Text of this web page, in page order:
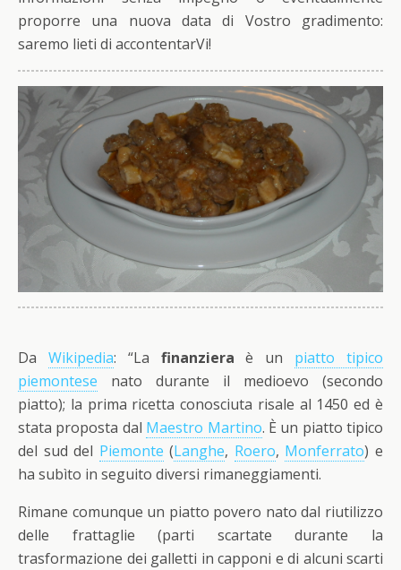
proporre una nuova data di Vostro gradimento:
saremo lieti di accontentarVi!
Da Wikipedia: “La finanziera è un piatto tipico
piemontese nato durante il medioevo (secondo
piatto); la prima ricetta conosciuta risale al 1450 ed è
stata proposta dal Maestro Martino. È un piatto tipico
del sud del Piemonte (Langhe, Roero, Monferrato) e
ha subìto in seguito diversi rimaneggiamenti.
Rimane comunque un piatto povero nato dal riutilizzo
delle frattaglie (parti scartate durante la
trasformazione dei galletti in capponi e di alcuni scarti